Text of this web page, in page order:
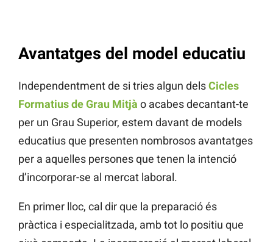
Avantatges del model educatiu
Independentment de si tries algun delsCicles
Formatius de Grau Mitjà o acabes decantant-te
per un Grau Superior, estem davant de models
educatius que presenten nombrosos avantatges
per a aquelles persones que tenen la intenció
d’incorporar-se al mercat laboral.
En primer lloc, cal dir que la preparació és
pràctica i especialitzada, amb tot lo positiu que